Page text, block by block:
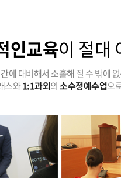
인교육이 절대
에 대비해서 소홀해 질 수 밖에
스와1:1과외의소수정예수업으